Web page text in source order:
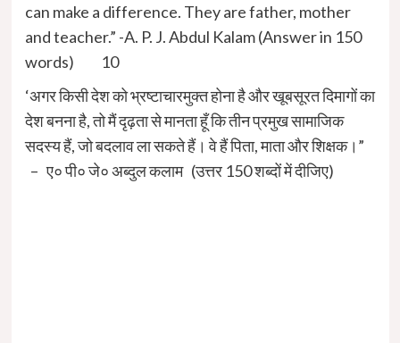
can make a difference. They are father, mother
and teacher.” -A. P. J. Abdul Kalam (Answer in 150
words) 10
‘अगर किसी देश को भ्रष्टाचारमुक्त होना है और खूबसूरत दिमागों का
देश बनना है, तो मैं दृढ़ता से मानता हूँ कि तीन प्रमुख सामाजिक
सदस्य हैं, जो बदलाव ला सकते हैं। वे हैं पिता, माता और शिक्षक।”
– ए० पी० जे० अब्दुल कलाम (उत्तर 150 शब्दों में दीजिए)